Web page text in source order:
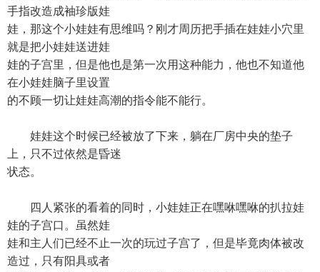
手指改造成袖珍版娃
娃，那这个小娃娃有思维吗？刚才周历把手插在娃娃小穴里
就是把小娃娃送进娃
娃的子宫里，但是他也是第一次用这种能力，他也不知道他
在小娃娃脑子里设置
的不顾一切让娃娃高潮的指令能不能行。
娃娃这个时候已经被放了下来，躺在厂房中央的垫子
上，只不过依然是昏迷
状态。
四人紧张的看着的同时，小娃娃正在嘿咻嘿咻的扒拉娃
娃的子宫口。虽然娃
娃和主人们已经不止一次的玩过子宫了，但是毕竟肉体被改
造过，只有阳具或者